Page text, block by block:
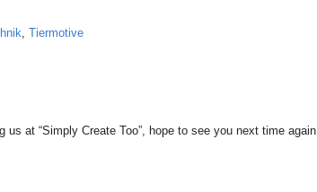
, Tiermotive
at “Simply Create Too”, hope to see you next time again.